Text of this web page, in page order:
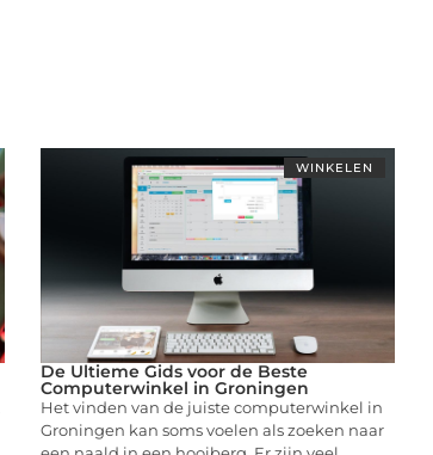
WINKELEN
De Ultieme Gids voor de Beste
Computerwinkel in Groningen
Het vinden van de juiste computerwinkel in
Groningen kan soms voelen als zoeken naar